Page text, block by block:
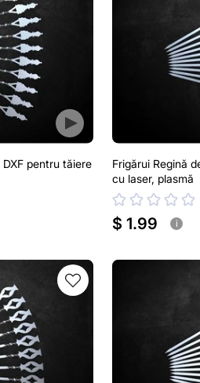
pentru tăiere
Frigărui Regină
cu laser, plasmă
$ 1.99 i